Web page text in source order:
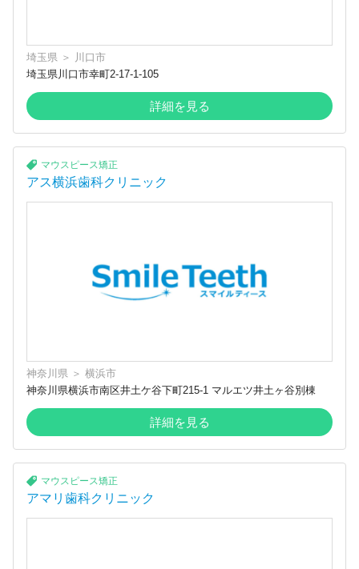
埼玉県 ＞ 川口市
埼玉県川口市幸町2-17-1-105
詳細を見る
マウスピース矯正
アス横浜歯科クリニック
神奈川県 ＞ 横浜市
神奈川県横浜市南区井土ケ谷下町215-1 マルエツ井土ヶ谷別棟
詳細を見る
マウスピース矯正
アマリ歯科クリニック